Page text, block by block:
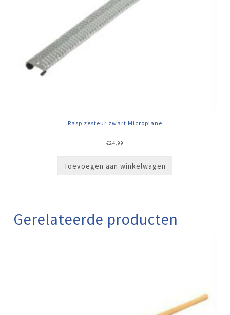
Rasp zesteur zwart Microplane
€24,99
Toevoegen aan winkelwagen
Gerelateerde producten